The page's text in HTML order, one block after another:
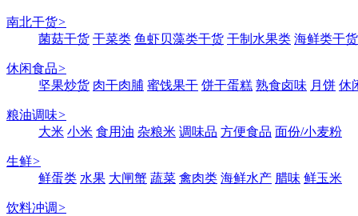
南北干货>
菌菇干货 干菜类 鱼虾贝藻类干货 干制水果类 海鲜类干货
休闲食品>
坚果炒货 肉干肉脯 蜜饯果干 饼干蛋糕 熟食卤味 月饼 休
粮油调味>
大米 小米 食用油 杂粮米 调味品 方便食品 面份/小麦粉
生鲜>
鲜蛋类 水果 大闸蟹 蔬菜 禽肉类 海鲜水产 腊味 鲜玉米
饮料冲调>